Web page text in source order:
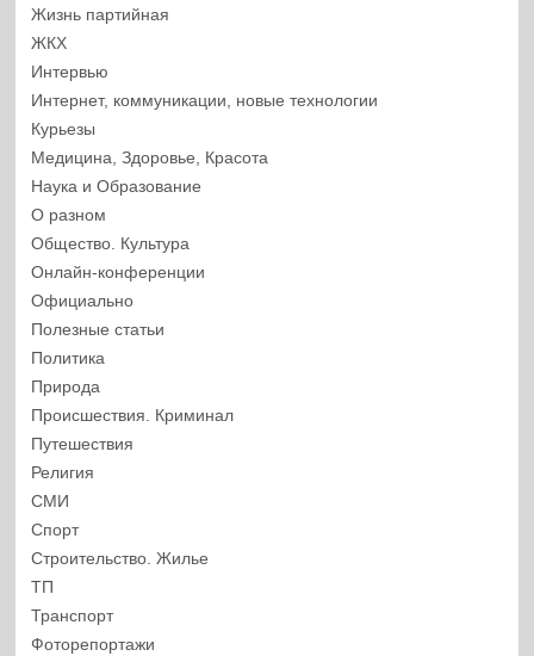
Жизнь партийная
ЖКХ
Интервью
Интернет, коммуникации, новые технологии
Курьезы
Медицина, Здоровье, Красота
Наука и Образование
О разном
Общество. Культура
Онлайн-конференции
Официально
Полезные статьи
Политика
Природа
Происшествия. Криминал
Путешествия
Религия
СМИ
Спорт
Строительство. Жилье
ТП
Транспорт
Фоторепортажи